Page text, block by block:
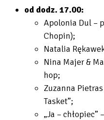
od dodz. 17.00:
Apolonia Dul –
Chopin);
Natalia
Nina Majer &
hop;
Zuzanna
Tasket”;
„Ja –